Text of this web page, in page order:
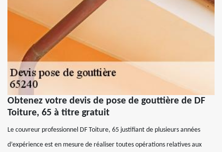
Obtenez votre devis de pose de gouttière de DF
Toiture, 65 à titre gratuit
Le couvreur professionnel DF Toiture, 65 justifiant de plusieurs années
d’expérience est en mesure de réaliser toutes opérations relatives aux